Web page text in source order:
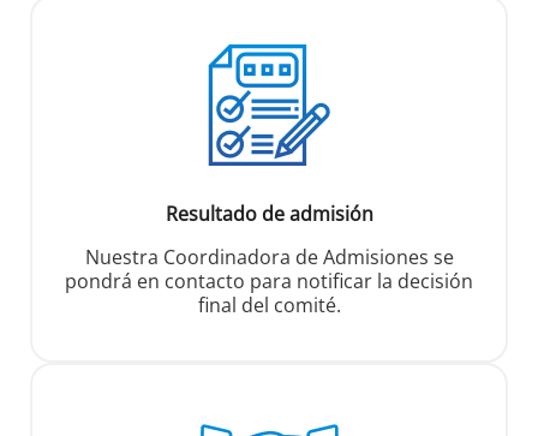
Resultado de admisión
Nuestra Coordinadora de Admisiones se
pondrá en contacto para notificar la decisión
final del comité.